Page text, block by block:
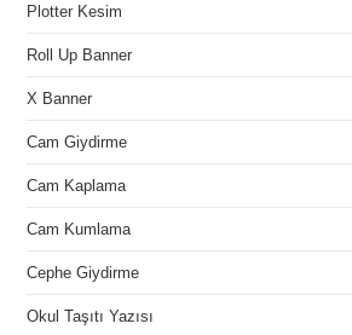
Plotter Kesim
Roll Up Banner
X Banner
Cam Giydirme
Cam Kaplama
Cam Kumlama
Cephe Giydirme
Okul Taşıtı Yazısı